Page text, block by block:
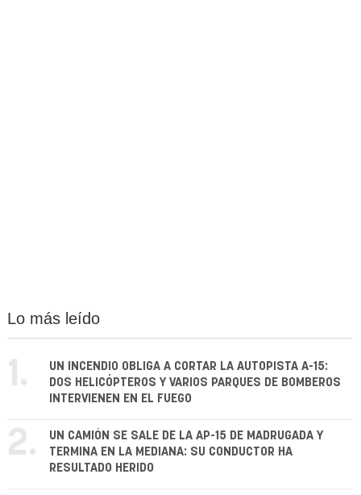
Lo más leído
1.
UN INCENDIO OBLIGA A CORTAR LA AUTOPISTA A-15:
DOS HELICÓPTEROS Y VARIOS PARQUES DE BOMBEROS
INTERVIENEN EN EL FUEGO
2.
UN CAMIÓN SE SALE DE LA AP-15 DE MADRUGADA Y
TERMINA EN LA MEDIANA: SU CONDUCTOR HA
RESULTADO HERIDO